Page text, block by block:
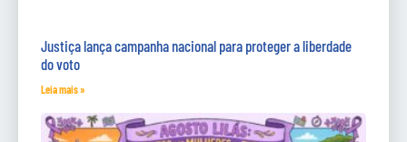
Justiça lança campanha nacional para proteger a liberdade
do voto
Leia mais »